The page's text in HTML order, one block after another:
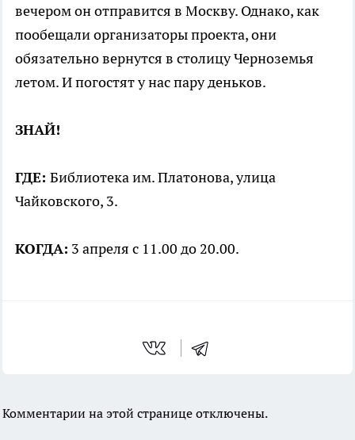
вечером он отправится в Москву. Однако, как
пообещали организаторы проекта, они
обязательно вернутся в столицу Черноземья
летом. И погостят у нас пару деньков.
ЗНАЙ!
ГДЕ: Библиотека им. Платонова, улица
Чайковского, 3.
КОГДА: 3 апреля с 11.00 до 20.00.
Комментарии на этой странице отключены.